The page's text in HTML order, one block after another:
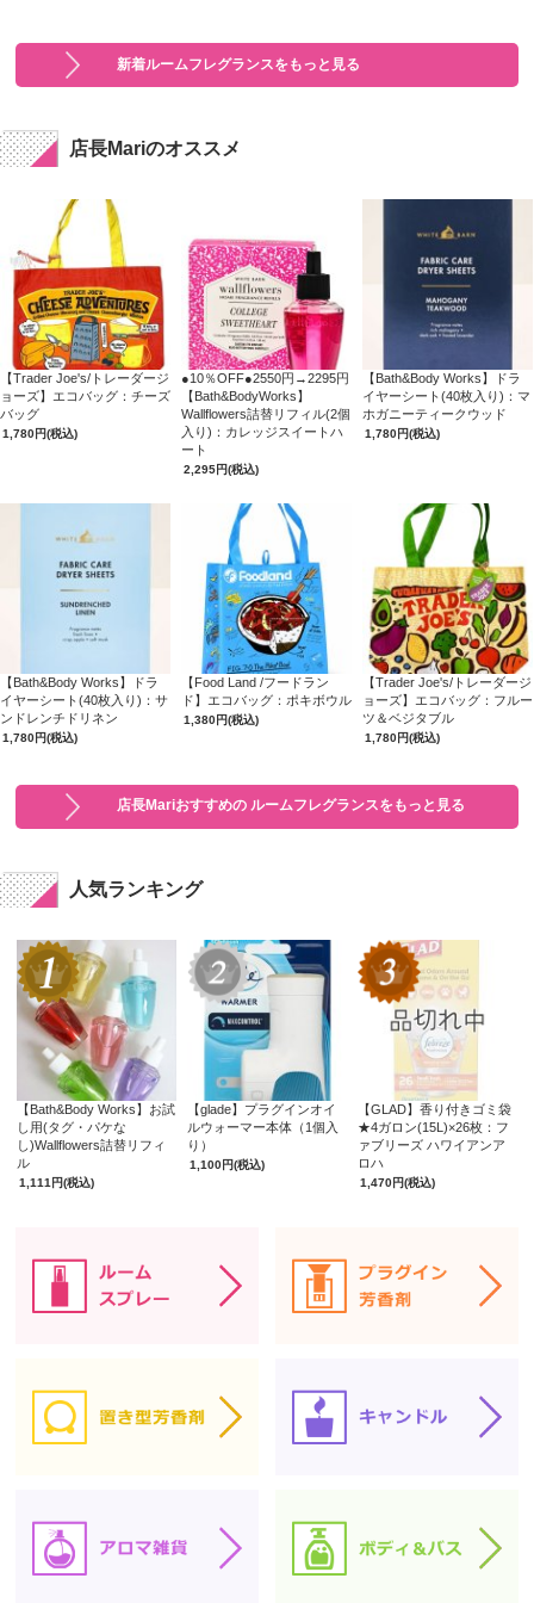
新着ルームフレグランスをもっと見る
店長Mariのオススメ
【Trader Joe's/トレーダージ
ョーズ】エコバッグ：チーズ
バッグ
1,780円(税込)
●10％OFF●2550円→2295円
【Bath&BodyWorks】
Wallflowers詰替リフィル(2個
入り)：カレッジスイートハ
ート
2,295円(税込)
【Bath&Body Works】ドラ
イヤーシート(40枚入り)：マ
ホガニーティークウッド
1,780円(税込)
【Bath&Body Works】ドラ
イヤーシート(40枚入り)：サ
ンドレンチドリネン
1,780円(税込)
【Food Land /フードラン
ド】エコバッグ：ポキボウル
1,380円(税込)
【Trader Joe's/トレーダージ
ョーズ】エコバッグ：フルー
ツ＆ベジタブル
1,780円(税込)
店長Mariおすすめの ルームフレグランスをもっと見る
人気ランキング
【Bath&Body Works】お試
し用(タグ・パケな
し)Wallflowers詰替リフィ
ル
1,111円(税込)
【glade】プラグインオイ
ルウォーマー本体（1個入
り）
1,100円(税込)
【GLAD】香り付きゴミ袋
★4ガロン(15L)×26枚：フ
ァブリーズ ハワイアンア
ロハ
1,470円(税込)